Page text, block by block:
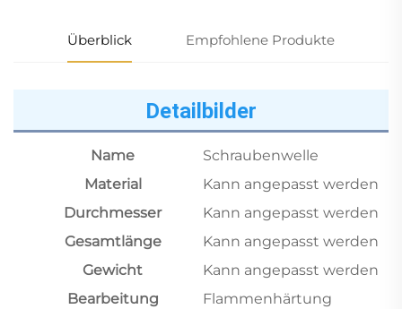
Überblick Empfohlene Produkte
Detailbilder
Name
Schraubenwelle
Material
Kann angepasst werden
Durchmesser
Kann angepasst werden
Gesamtlänge
Kann angepasst werden
Gewicht
Kann angepasst werden
Bearbeitung
Flammenhärtung